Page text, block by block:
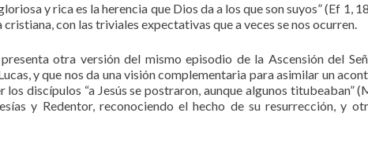
y rica es la herencia que Dios da a los que son suyos” (Ef 1,
con las triviales expectativas que a veces se nos ocurren.
otra versión del mismo episodio de la Ascensión del
y que nos da una visión complementaria para asimilar un
discípulos “a Jesús se postraron, aunque algunos titubeaban”
y Redentor, reconociendo el hecho de su resurrección, y